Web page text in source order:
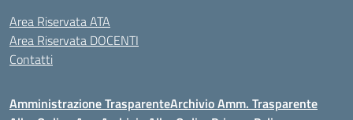
Area Riservata ATA
Area Riservata DOCENTI
Contatti
Amministrazione TrasparenteArchivio Amm. Trasparente